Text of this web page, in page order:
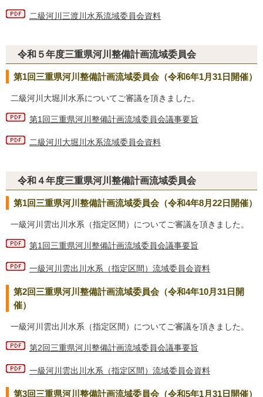
二級河川三渡川水系流域委員会資料
令和５年度三重県河川整備計画流域委員会
第1回三重県河川整備計画流域委員会（令和6年1月31日開催）
二級河川大堀川水系についてご審議を頂きました。
第1回三重県河川整備計画流域委員会議事要旨
二級河川大堀川水系流域委員会資料
令和４年度三重県河川整備計画流域委員会
第1回三重県河川整備計画流域委員会（令和4年8月22日開催）
一級河川雲出川水系（指定区間）についてご審議を頂きました。
第1回三重県河川整備計画流域委員会議事要旨
一級河川雲出川水系（指定区間）流域委員会資料
第2回三重県河川整備計画流域委員会（令和4年10月31日開
催）
一級河川雲出川水系（指定区間）についてご審議を頂きました。
第2回三重県河川整備計画流域委員会議事要旨
一級河川雲出川水系（指定区間）流域委員会資料
第3回三重県河川整備計画流域委員会（令和5年1月31日開催）